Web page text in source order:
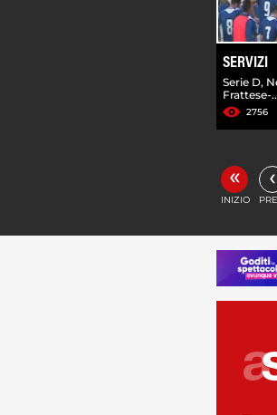
SERVIZI
Serie D,
Frattese-
2756
«
INIZIO
‹